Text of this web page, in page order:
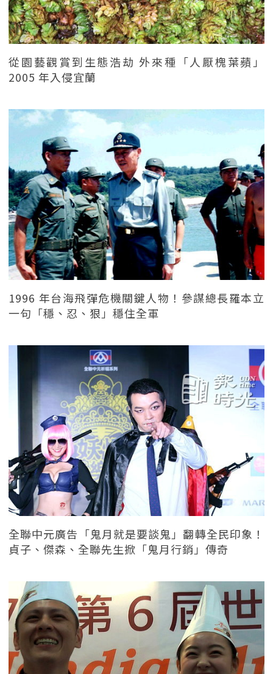
從園藝觀賞到生態浩劫 外來種「人厭槐葉蘋」
2005 年入侵宜蘭
1996 年台海飛彈危機關鍵人物！參謀總長羅本立
一句「穩、忍、狠」穩住全軍
全聯中元廣告「鬼月就是要談鬼」翻轉全民印象！
貞子、傑森、全聯先生掀「鬼月行銷」傳奇